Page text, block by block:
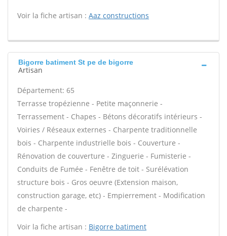
Voir la fiche artisan : Aaz constructions
Bigorre batiment St pe de bigorre
Artisan
Département: 65
Terrasse tropézienne - Petite maçonnerie -
Terrassement - Chapes - Bétons décoratifs intérieurs -
Voiries / Réseaux externes - Charpente traditionnelle
bois - Charpente industrielle bois - Couverture -
Rénovation de couverture - Zinguerie - Fumisterie -
Conduits de Fumée - Fenêtre de toit - Surélévation
structure bois - Gros oeuvre (Extension maison,
construction garage, etc) - Empierrement - Modification
de charpente -
Voir la fiche artisan : Bigorre batiment